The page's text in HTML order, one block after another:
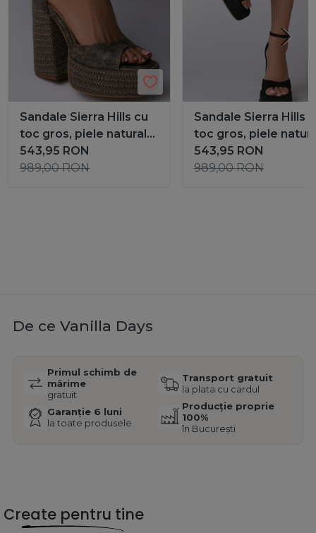
Sandale Sierra Hills cu
toc gros, piele naturala
maro
543,95 RON
989,00RON
Sandale Sierra Hills
toc gros, piele
intoarsa neagra
543,95 RON
989,00RON
De ce Vanilla Days
Primul schimb de
mărime
gratuit
Transport gratuit
la plata cu cardul
Garanție 6 luni
la toate produsele
Producție proprie
100%
în București
Create pentru tine